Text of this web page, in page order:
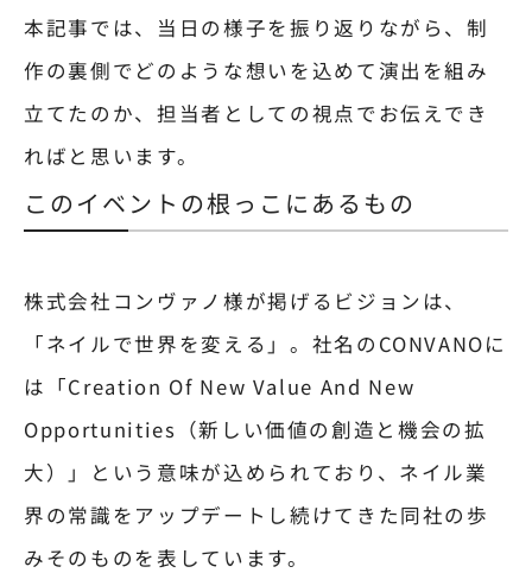
本記事では、当日の様子を振り返りながら、制
作の裏側でどのような想いを込めて演出を組み
立てたのか、担当者としての視点でお伝えでき
ればと思います。
このイベントの根っこにあるもの
株式会社コンヴァノ様が掲げるビジョンは、
「ネイルで世界を変える」。社名のCONVANOに
は「Creation Of New Value And New
Opportunities（新しい価値の創造と機会の拡
大）」という意味が込められており、ネイル業
界の常識をアップデートし続けてきた同社の歩
みそのものを表しています。